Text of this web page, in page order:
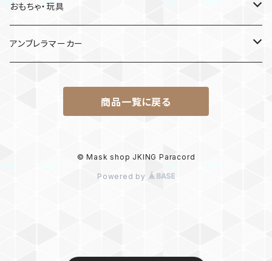
MDF材
おもちゃ・玩具
けん玉
アンブレラマーカー
商品一覧に戻る
© Mask shop JKING Paracord
Powered by